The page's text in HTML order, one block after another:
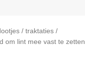
/ traktaties /
om lint mee vast te zetten